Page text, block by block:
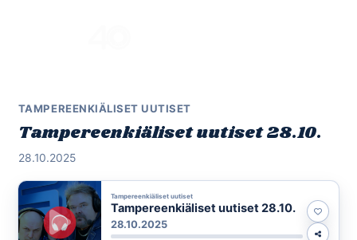
TAMPEREENKIÄLISET UUTISET
Tampereenkiäliset uutiset 28.10.
28.10.2025
Tampereenkiäliset uutiset
Tampereenkiäliset uutiset 28.10.
28.10.2025